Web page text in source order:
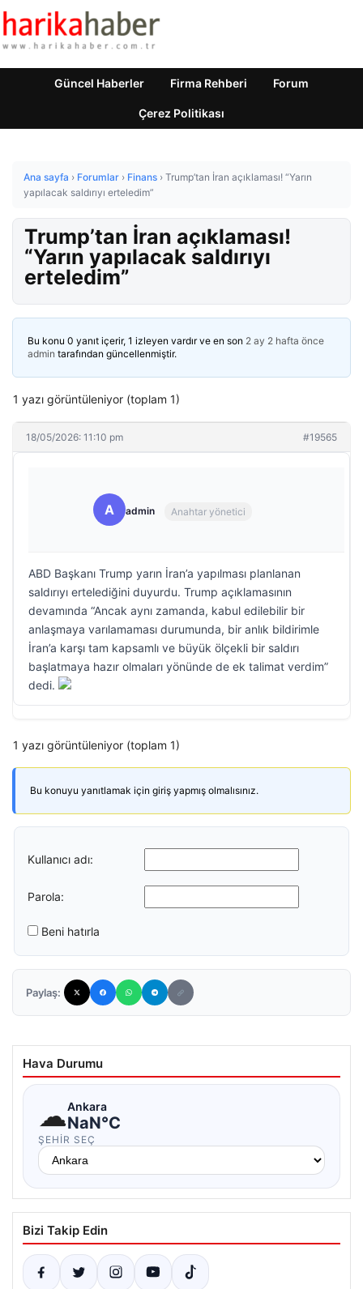
Güncel Haberler Firma Rehberi Forum
Çerez Politikası
Ana sayfa › Forumlar › Finans › Trump’tan İran açıklaması! “Yarın
yapılacak saldırıyı erteledim”
Trump’tan İran açıklaması!
“Yarın yapılacak saldırıyı
erteledim”
Bu konu 0 yanıt içerir, 1 izleyen vardır ve en son 2 ay 2 hafta önce
admin tarafından güncellenmiştir.
1 yazı görüntüleniyor (toplam 1)
18/05/2026: 11:10 pm #19565
A admin Anahtar yönetici
ABD Başkanı Trump yarın İran’a yapılması planlanan
saldırıyı ertelediğini duyurdu. Trump açıklamasının
devamında “Ancak aynı zamanda, kabul edilebilir bir
anlaşmaya varılamaması durumunda, bir anlık bildirimle
İran’a karşı tam kapsamlı ve büyük ölçekli bir saldırı
başlatmaya hazır olmaları yönünde de ek talimat verdim”
dedi.
1 yazı görüntüleniyor (toplam 1)
Bu konuyu yanıtlamak için giriş yapmış olmalısınız.
Kullanıcı adı:
Parola:
Beni hatırla
Paylaş:
Hava Durumu
☁Ankara
NaN°C
ŞEHIR SEÇ
Bizi Takip Edin